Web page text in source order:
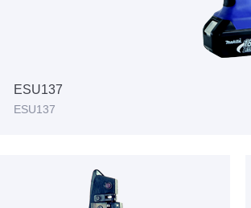
ESU137
ESU137